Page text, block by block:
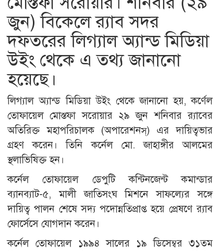
জুন) বিকেলে র‌্যাব সদর
দফতরের লিগ্যাল অ্যান্ড মিডিয়া
উইং থেকে এ তথ্য জানানো
হয়েছে।
লিগ্যাল অ্যান্ড মিডিয়া উইং থেকে জানানো হয়, কর্ণেল
তোফায়েল মোস্তফা সরোয়ার ২৯ জুন শনিবার র‌্যাবের
অতিরিক্ত মহাপরিচালক (অপারেশনস্) এর দায়িত্বভার
গ্রহণ করেন। তিনি কর্নেল মো. জাহাঙ্গীর আলমের
স্থলাভিষিক্ত হন।
কর্নেল তোফায়েল ডেপুটি কন্টিনজেন্ট কমান্ডার
ব্যানব্যাট-৫, মালী জাতিসংঘ মিশনে সাফল্যের সঙ্গে
দায়িত্ব পালন শেষে সদ্য পদোন্নতিপ্রাপ্ত হয়ে প্রেষণে র‌্যাব
ফোর্সেসে যোগদান করেন।
কর্নেল তোফায়েল ১৯৯৪ সালের ১৯ ডিসেম্বর ৩১তম